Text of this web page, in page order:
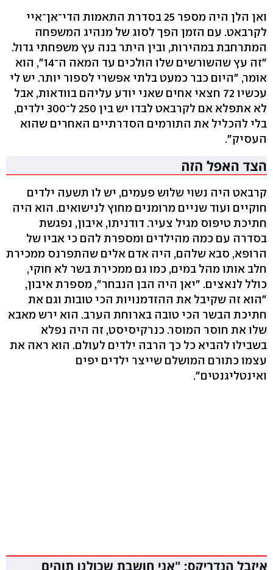
ואן הלן היה מספר 25 בסדרת התאמות הדי־אן־איי
לקרבאט. עם הזמן הפך לסוג של מנהיג המשפחה
המתרחבת במהירות, ובין היתר בנה עץ משפחתי גדול.
"זה עץ שהשורשים שלו הולכים עד המאה ה־14", הוא
אומר, "היום כבר כמעט בלתי אפשרי לספור יותר. יש לי
עכשיו 72 חצאי אחים שאני יודע עליהם בוודאות, אבל
לא אתפלא אם לקרבאט לבדו יש בין 250 ל־300 ילדים,
בלי להכליל את התורמים הסדרתיים האחרים שהוא
העסיק".
קרבאט היה נשוי שלוש פעמים, יש לו תשעה ילדים
חוקיים ועוד שניים מרומנים מחוץ לנישואים. הוא היה
חתיכת טיפוס מגיל צעיר. דודניתו, איבון, נפגשת
בסדרה עם כמה מהילדים ומספרת להם כי אביו של
הרופא, סבא שלהם, היה אדם אלים שהתפרנס ממכירת
חלב אותו מהל במים, כמו גם ממכירת בשר לא חוקי,
כולל לנאצים. "יאן היה הבן הנבחר", מספרת איבון,
"הוא זה שקיבל את ההזדמנויות הכי טובות וגם את
חתיכת הבשר הכי טובה בארוחת הערב. הוא ירש מאבא
שלו את חוסר המוסר. כנרקיסיסט, זה היה נפלא
בשבילו להביא כל כך הרבה ילדים לעולם. הוא ראה את
עצמו כתורם המושלם שייצר ילדים יפים
ואינטליגנטים".